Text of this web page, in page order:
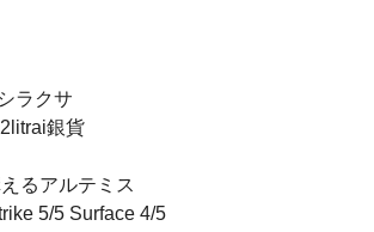
ラクサ
銀貨
るアルテミス
5/5 Surface 4/5